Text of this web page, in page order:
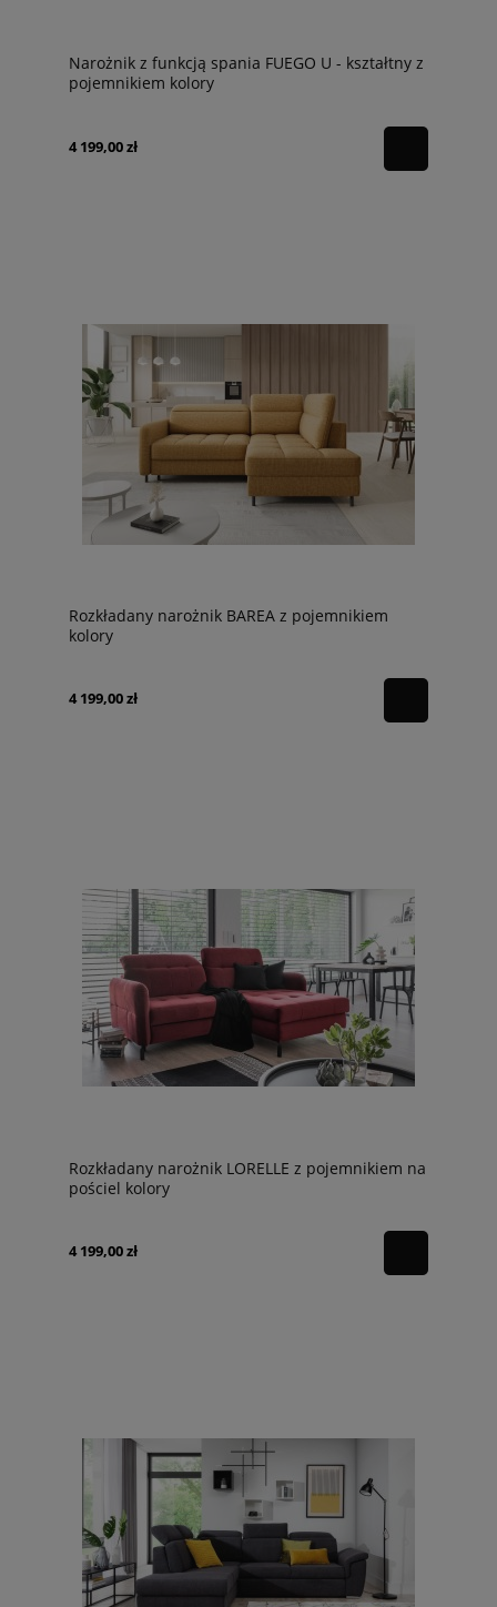
Narożnik z funkcją spania FUEGO U - kształtny z
pojemnikiem kolory
4 199,00 zł
Rozkładany narożnik BAREA z pojemnikiem
kolory
4 199,00 zł
Rozkładany narożnik LORELLE z pojemnikiem na
pościel kolory
4 199,00 zł